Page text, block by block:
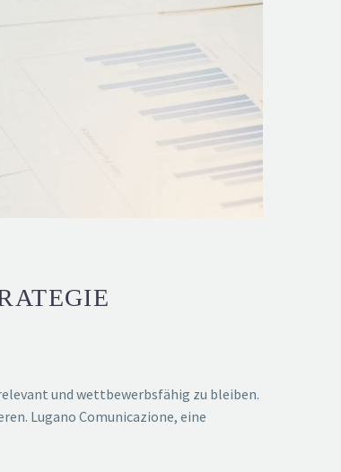
und wettbewerbsfähig zu bleiben.
Lugano Comunicazione, eine